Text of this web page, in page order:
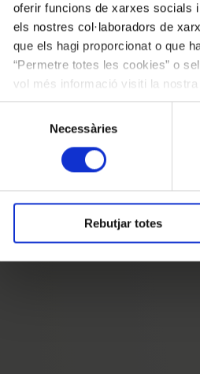
oferir funcions de xarxes socials
els nostres col·laboradors de
que els hagi proporcionat o que
“Permetre totes les cookies” o
vol més informació visiti la
les cookies en qualsevol moment.
consentiment
Necessàries
Rebutjar totes
Gerhard: del
de 2026 al 7 de març de 2027